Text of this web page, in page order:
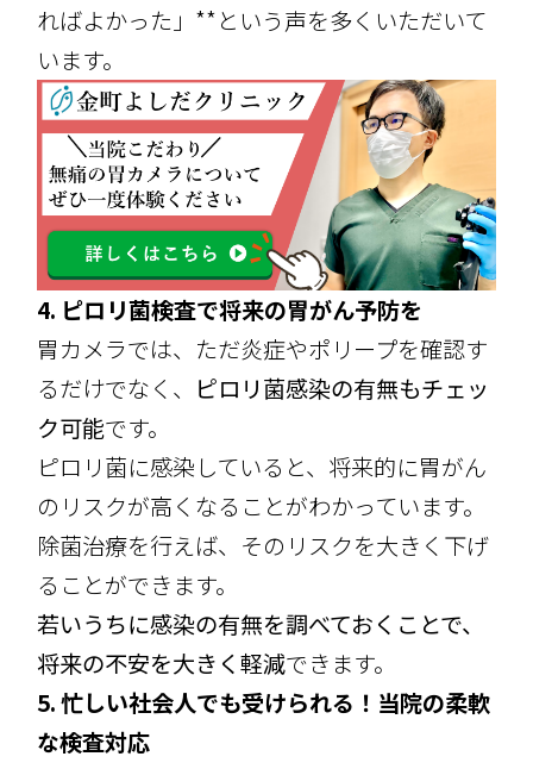
ればよかった」**という声を多くいただいて
います。
4. ピロリ菌検査で将来の胃がん予防を
胃カメラでは、ただ炎症やポリープを確認す
るだけでなく、 ピロリ菌感染の有無もチェッ
ク可能です。
ピロリ菌に感染していると、将来的に胃がん
のリスクが高くなることがわかっています。
除菌治療を行えば、そのリスクを大きく下げ
ることができます。
若いうちに感染の有無を調べておくことで、
将来の不安を大きく軽減できます。
5. 忙しい社会人でも受けられる！当院の柔軟
な検査対応